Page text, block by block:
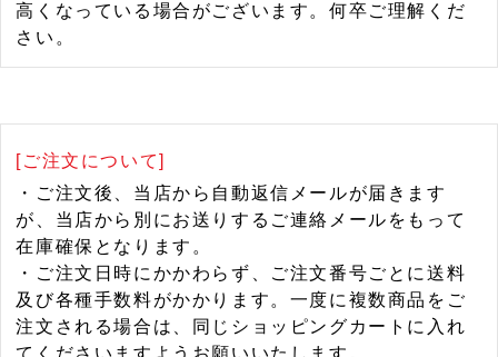
高くなっている場合がございます。何卒ご理解くだ
さい。
[ご注文について]
・ご注文後、当店から自動返信メールが届きます
が、当店から別にお送りするご連絡メールをもって
在庫確保となります。
・ご注文日時にかかわらず、ご注文番号ごとに送料
及び各種手数料がかかります。一度に複数商品をご
注文される場合は、同じショッピングカートに入れ